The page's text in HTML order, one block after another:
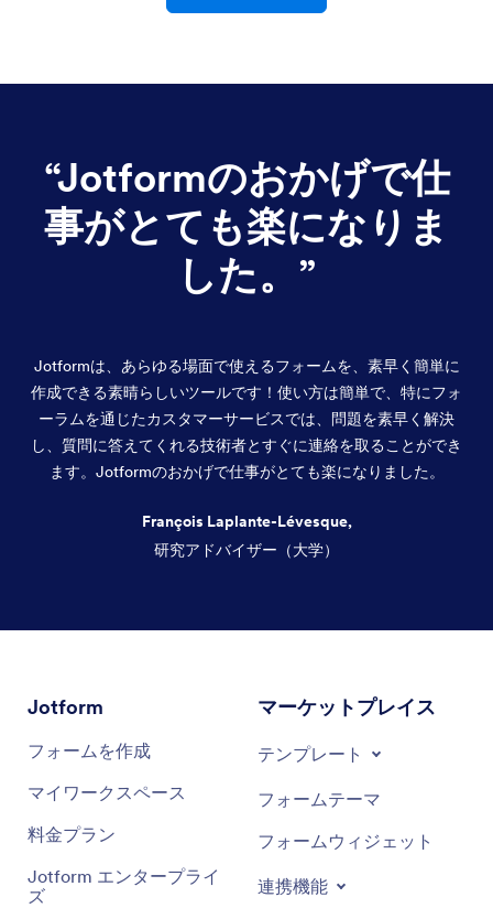
“Jotformのおかげで仕
事がとても楽になりま
した。 ”
Jotformは、あらゆる場面で使えるフォームを、素早く簡単に
作成できる素晴らしいツールです！使い方は簡単で、特にフォ
ーラムを通じたカスタマーサービスでは、問題を素早く解決
し、質問に答えてくれる技術者とすぐに連絡を取ることができ
ます。Jotformのおかげで仕事がとても楽になりました。
François Laplante-Lévesque,
研究アドバイザー（大学）
Jotform
フォームを作成
マイワークスペース
料金プラン
Jotform エンタープライ
ズ
マーケットプレイス
テンプレート
フォームテーマ
フォームウィジェット
連携機能